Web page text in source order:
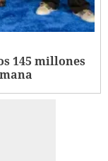
145 millones